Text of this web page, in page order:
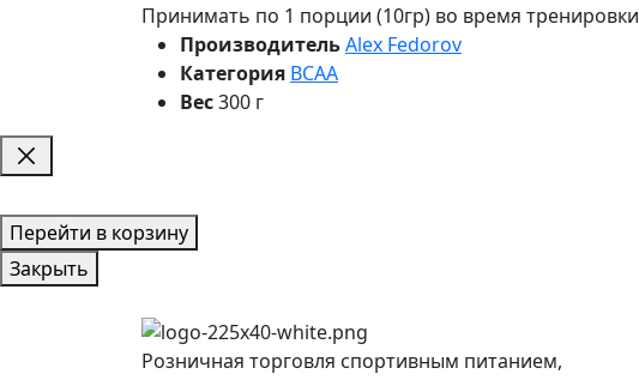
Принимать по 1 порции (10гр) во время тренировки
ПроизводительAlex Fedorov
Категория BCAA
Вес300 г
Перейти в корзину
Закрыть
Розничная торговля спортивным питанием,